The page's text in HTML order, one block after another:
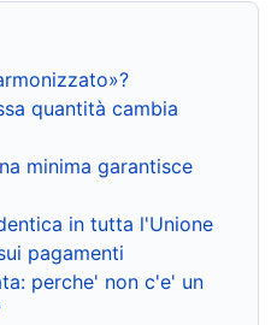
quantità cambia
minima garantisce
in tutta l'Unione
pagamenti
perche' non c'e' un